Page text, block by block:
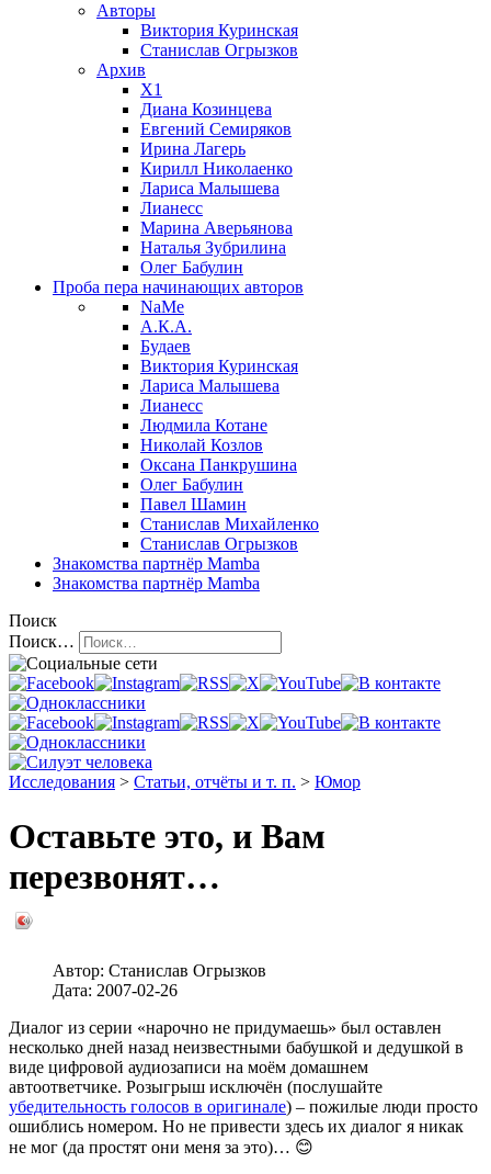
Авторы
Виктория Куринская
Станислав Огрызков
Архив
X1
Диана Козинцева
Евгений Семиряков
Ирина Лагерь
Кирилл Николаенко
Лариса Малышева
Лианесс
Марина Аверьянова
Наталья Зубрилина
Олег Бабулин
Проба пера начинающих авторов
NaMe
А.К.А.
Будаев
Виктория Куринская
Лариса Малышева
Лианесс
Людмила Котане
Николай Козлов
Оксана Панкрушина
Олег Бабулин
Павел Шамин
Станислав Михайленко
Станислав Огрызков
Знакомства партнёр Mamba
Знакомства партнёр Mamba
Поиск
Поиск…
Исследования > Статьи, отчёты и т. п. > Юмор
Оставьте это, и Вам
перезвонят…
Автор: Станислав Огрызков
Дата: 2007-02-26
Диалог из серии «нарочно не придумаешь» был оставлен
несколько дней назад неизвестными бабушкой и дедушкой в
виде цифровой аудиозаписи на моём домашнем
автоответчике. Розыгрыш исключён (послушайте
убедительность голосов в оригинале) – пожилые люди просто
ошиблись номером. Но не привести здесь их диалог я никак
не мог (да простят они меня за это)… 😊